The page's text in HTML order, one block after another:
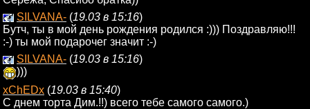
SILVANA- (19.03 в 15:16)
Бутч, ты в мой день рождения родился :))) Поздравляю!!!
:-) ты мой подарочег значит :-)
SILVANA- (19.03 в 15:16)
)))
xChEDx (19.03 в 15:40)
С днем торта Дим.!!) всего тебе самого самого.)